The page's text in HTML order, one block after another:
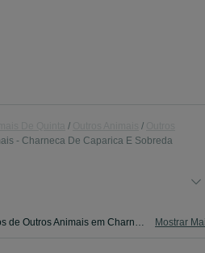
- Charneca De Caparica E Sobreda
Navegue pelos últimos anúncios de Outros Animais em Charneca De Caparica E Sobreda no OLX Portugal. Compre e venda produtos locais com facilidade e segurança. Mostrar